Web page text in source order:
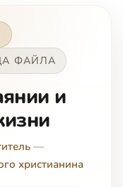
ФАЙЛА
и
—
христианина